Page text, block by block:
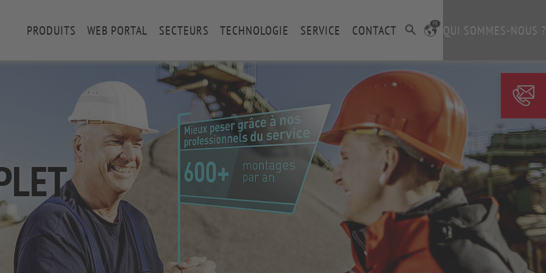
PRODUITS WEB PORTAL SECTEURS TECHNOLOGIE SERVICE CONTACT FR QUI SOMMES-NOUS ?